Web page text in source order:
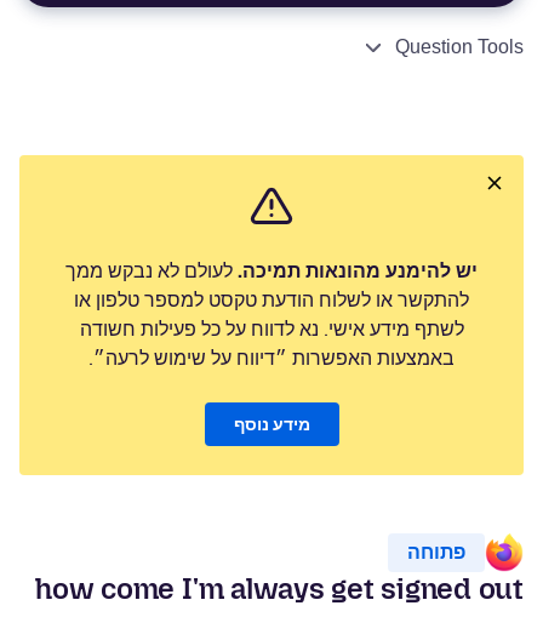
Question Tools
יש להימנע מהונאות תמיכה. לעולם לא נבקש ממך
להתקשר או לשלוח הודעת טקסט למספר טלפון או
לשתף מידע אישי. נא לדווח על כל פעילות חשודה
באמצעות האפשרות ״דיווח על שימוש לרעה״.
מידע נוסף
פתוחה
how come I'm always get signed out